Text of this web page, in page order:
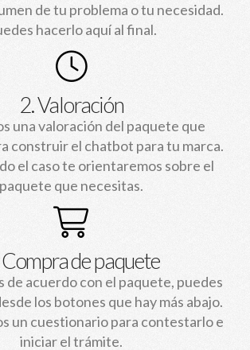
de tu problema o tu necesidad.
hacerlo aquí al final.
2. Valoración
una valoración del paquete que
construir el chatbot para tu marca.
el caso te orientaremos sobre el
paquete que necesitas.
de paquete
de acuerdo con el paquete, puedes
los botones que hay más abajo.
un cuestionario para contestarlo e
iniciar el trámite.